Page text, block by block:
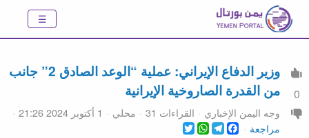
0
وزير الدفاع الإيراني: عملية “الوعد الصادق 2” جانب
من القدرة الصاروخية الإيرانية
وجه اليمن الإخباري القراءات 31 محلي
1 أكتوبر 2024 21:26
مراجعة
Twitter
WhatsApp
Telegram
Facebook